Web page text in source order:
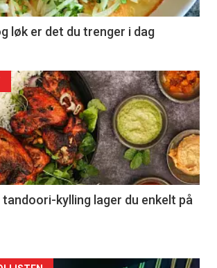
løk er det du trenger i dag
kylling lager du enkelt på